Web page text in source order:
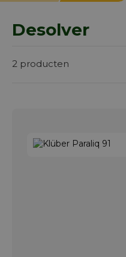
Desolver
2 producten